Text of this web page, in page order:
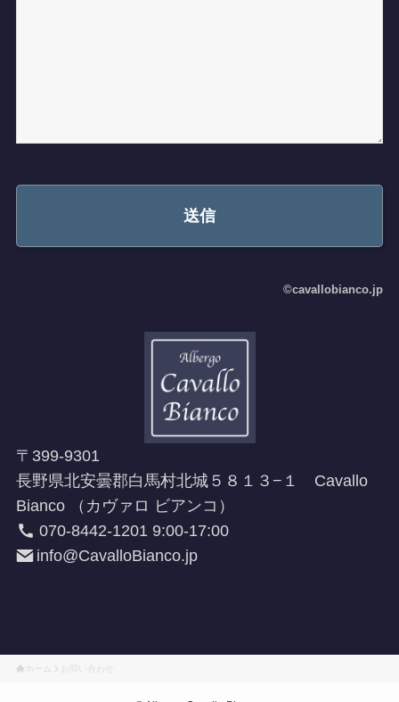
©cavallobianco.jp
〒399-9301
長野県北安曇郡白馬村北城５８１３−１ Cavallo
Bianco （カヴァロ ビアンコ）
070-8442-1201 9:00-17:00
info@CavalloBianco.jp
ホーム